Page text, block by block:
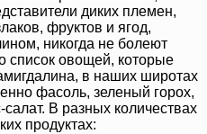
диких племен,
фруктов и ягод,
никогда не болеют
список овощей, которые
в наших широтах
фасоль, зеленый горох,
В разных количествах
продуктах: